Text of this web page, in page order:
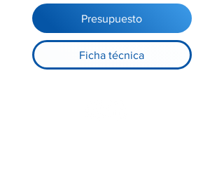
Presupuesto
Ficha técnica